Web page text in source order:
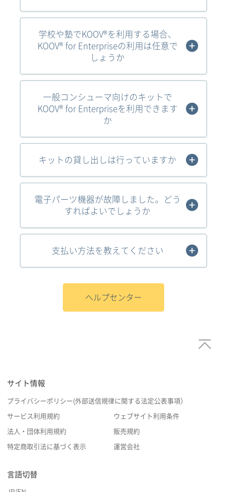
学校や塾でKOOV®を利用する場合、
KOOV® for Enterpriseの利用は任意で
しょうか
一般コンシューマ向けのキットで
KOOV® for Enterpriseを利用できます
か
キットの貸し出しは行っていますか
電子パーツ機器が故障しました。どう
すればよいでしょうか
支払い方法を教えてください
ヘルプセンター
サイト情報
プライバシーポリシー(外部送信規律に関する法定公表事項）
サービス利用規約 ウェブサイト利用条件
法人・団体利用規約 販売規約
特定商取引法に基づく表示 運営会社
言語切替